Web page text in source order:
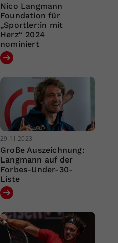
Nico Langmann
Foundation für
„Sportler:in mit
Herz“ 2024
nominiert
29.11.2023
Große Auszeichnung:
Langmann auf der
Forbes-Under-30-
Liste